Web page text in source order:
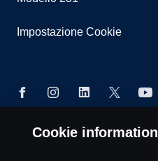
Impostazione Cookie
Cookie information